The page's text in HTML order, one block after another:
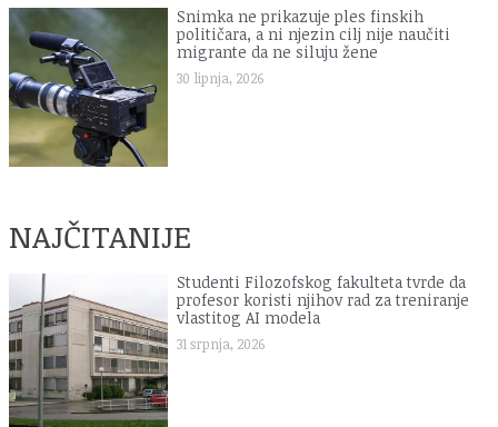
Snimka ne prikazuje ples finskih
političara, a ni njezin cilj nije naučiti
migrante da ne siluju žene
30 lipnja, 2026
NAJČITANIJE
Studenti Filozofskog fakulteta tvrde da
profesor koristi njihov rad za treniranje
vlastitog AI modela
31 srpnja, 2026